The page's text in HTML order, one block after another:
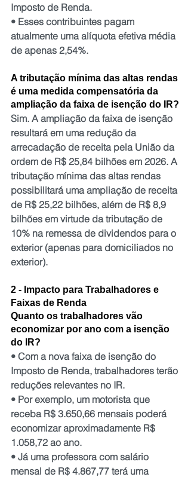
Imposto de Renda.
• Esses contribuintes pagam
atualmente uma alíquota efetiva média
de apenas 2,54%.
A tributação mínima das altas rendas
é uma medida compensatória da
ampliação da faixa de isenção do IR?
Sim. A ampliação da faixa de isenção
resultará em uma redução da
arrecadação de receita pela União da
ordem de R$ 25,84 bilhões em 2026. A
tributação mínima das altas rendas
possibilitará uma ampliação de receita
de R$ 25,22 bilhões, além de R$ 8,9
bilhões em virtude da tributação de
10% na remessa de dividendos para o
exterior (apenas para domiciliados no
exterior).
2 - Impacto para Trabalhadores e
Faixas de Renda
Quanto os trabalhadores vão
economizar por ano com a isenção
do IR?
• Com a nova faixa de isenção do
Imposto de Renda, trabalhadores terão
reduções relevantes no IR.
• Por exemplo, um motorista que
receba R$ 3.650,66 mensais poderá
economizar aproximadamente R$
1.058,72 ao ano.
• Já uma professora com salário
mensal de R$ 4.867,77 terá uma